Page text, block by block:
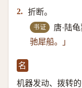
2. 折断。
书证 唐·陆
驰犀船。」
名
机器发动、拨转的